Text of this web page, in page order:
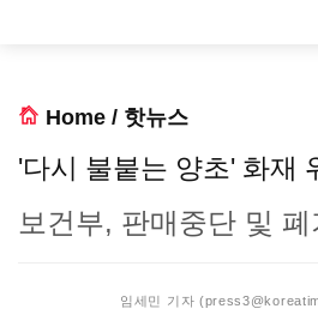
Home / 핫뉴스
'다시 불붙는 양초' 화재
보건부, 판매중단 및 폐
임세민 기자